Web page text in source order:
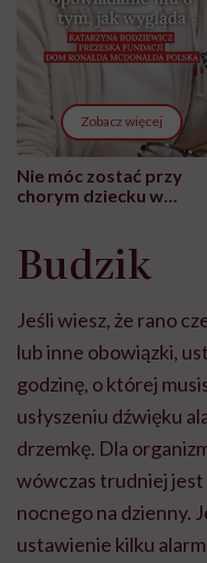
Zobacz więcej
Nie móc zostać przy
chorym dziecku w
może chyba tylko
głupota i brak
Budzik
Jeśli wiesz, że rano
lub inne obowiązki,
godzinę, o której
usłyszeniu dźwięku
drzemkę. Dla
wówczas trudniej jest
nocnego na dzienny.
ustawienie kilku